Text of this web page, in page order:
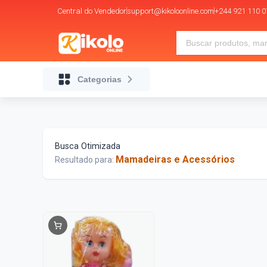
Central do Vendedorsupport@kikoloonline.com+244 921 110
Categorias
Busca Otimizada
Resultado para: Mamadeiras e Acessórios